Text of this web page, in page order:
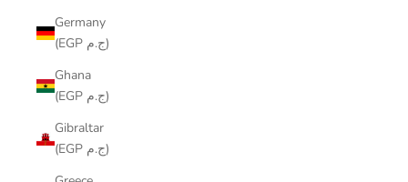
Germany
(EGP ج.م)
Ghana
(EGP ج.م)
Gibraltar
(EGP ج.م)